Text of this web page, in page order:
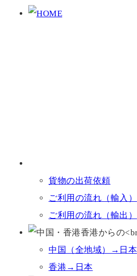
貨物の出荷依頼
ご利用の流れ（輸入）
ご利用の流れ（輸出）
中国（全地域）→日本
香港→日本